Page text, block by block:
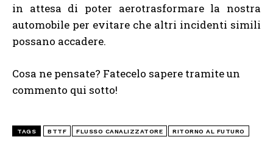
in attesa di poter aerotrasformare la nostra
automobile per evitare che altri incidenti simili
possano accadere.
Cosa ne pensate? Fatecelo sapere tramite un
commento qui sotto!
TAGS BTTF FLUSSO CANALIZZATORE RITORNO AL FUTURO